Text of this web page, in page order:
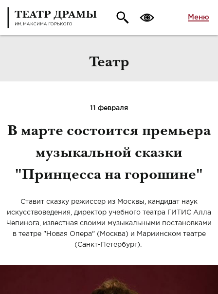
Меню
Театр
11 февраля
В марте состоится премьера
музыкальной сказки
"Принцесса на горошине"
Ставит сказку режиссер из Москвы, кандидат наук
искусствоведения, директор учебного театра ГИТИС Алла
Чепинога, известная своими музыкальными постановками
в театре "Новая Опера" (Москва) и Мариинском театре
(Санкт-Петербург).